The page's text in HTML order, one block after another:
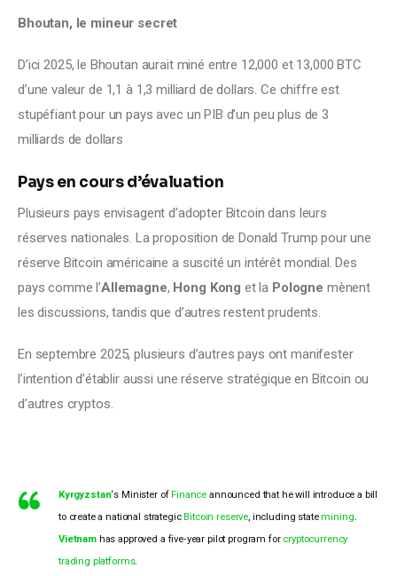
Bhoutan, le mineur secret
D’ici 2025, le Bhoutan aurait miné entre 12,000 et 13,000 BTC
d’une valeur de 1,1 à 1,3 milliard de dollars. Ce chiffre est
stupéfiant pour un pays avec un PIB d’un peu plus de 3
milliards de dollars
Pays en cours d’évaluation
Plusieurs pays envisagent d’adopter Bitcoin dans leurs
réserves nationales. La proposition de Donald Trump pour une
réserve Bitcoin américaine a suscité un intérêt mondial. Des
pays comme l’Allemagne, Hong Kong et la Pologne mènent
les discussions, tandis que d’autres restent prudents.
En septembre 2025, plusieurs d’autres pays ont manifester
l’intention d’établir aussi une réserve stratégique en Bitcoin ou
d’autres cryptos.
Kyrgyzstan‘s Minister ofFinance announced that he will introduce a bill
to create a national strategicBitcoin reserve, including statemining.
Vietnamhas approved a five‑year pilot program for cryptocurrency
trading platforms.